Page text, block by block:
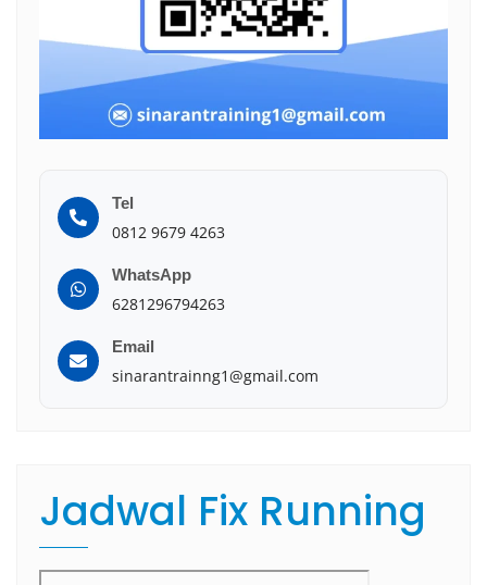
Tel
0812 9679 4263
WhatsApp
6281296794263
Email
sinarantrainng1@gmail.com
Jadwal Fix Running